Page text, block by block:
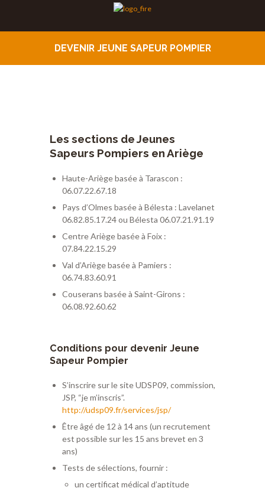
DEVENIR JEUNE SAPEUR POMPIER
Les sections de Jeunes
Sapeurs Pompiers en Ariège
Haute-Ariège basée à Tarascon :
06.07.22.67.18
Pays d’Olmes basée à Bélesta : Lavelanet
06.82.85.17.24 ou Bélesta 06.07.21.91.19
Centre Ariège basée à Foix :
07.84.22.15.29
Val d’Ariège basée à Pamiers :
06.74.83.60.91
Couserans basée à Saint-Girons :
06.08.92.60.62
Conditions pour devenir Jeune
Sapeur Pompier
S’inscrire sur le site UDSP09, commission,
JSP, “je m’inscris”.
http://udsp09.fr/services/jsp/
Être âgé de 12 à 14 ans (un recrutement
est possible sur les 15 ans brevet en 3
ans)
Tests de sélections, fournir :
un certificat médical d’aptitude